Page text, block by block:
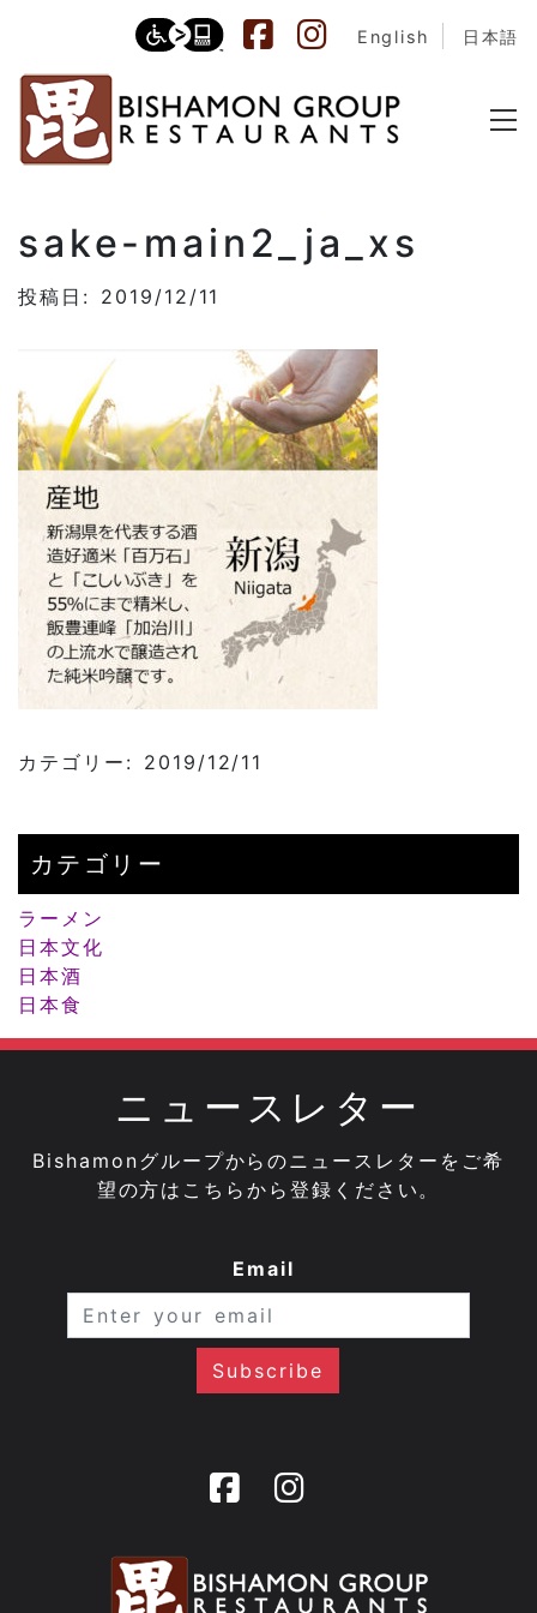
English 日本語
sake-main2_ja_xs
投稿日: 2019/12/11
カテゴリー: 2019/12/11
カテゴリー
ラーメン
日本文化
日本酒
日本食
ニュースレター
Bishamonグループからのニュースレターをご希
望の方はこちらから登録ください。
Email